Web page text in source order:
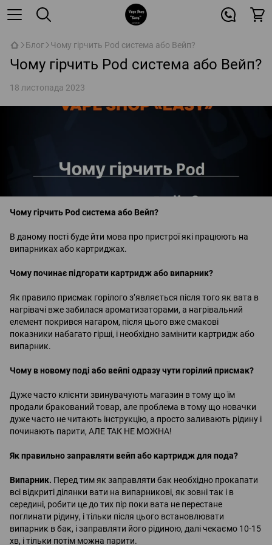
Блог Чому гірчить Pod система або Вейп?
Чому гірчить Pod система або Вейп?
18 листопада 2023
Чому гірчить Pod система або Вейп?
В даному пості буде йти мова про пристрої які працюють на
випарниках або картриджах.
Чому починає підгорати картридж або випарник?
Як правило присмак горілого з’являється після того як вата в
нагрівачі вже забилася ароматизаторами, а нагрівальний
елемент покрився нагаром, після цього вже смакові
показники набагато гірші, і необхідно замінити картридж або
випарник.
Чому в новому поді або вейпі одразу чути горілий присмак?
Дуже часто клієнти звинувачують магазин в тому що їм
продали бракований товар, але проблема в тому що новачки
дуже часто не читають інструкцію, а просто заливають рідину і
починають парити, АЛЕ ТАК НЕ МОЖНА!
Як правильно заправляти вейп або картридж для пода?
Випарник. Перед тим як заправляти бак необхідно прокапати
всі відкриті ділянки вати на випарникові, як зовні так і в
середині, робити це до тих пір поки вата не перестане
поглинати рідину, і тільки після цього встановлювати
випарник в бак, і заправляти його рідиною, далі чекаємо 10-15
хв, і тільки потім можна парити.